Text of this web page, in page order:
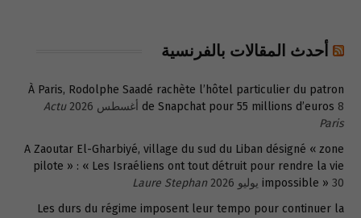
أحدث المقالات بالفرنسية
À Paris, Rodolphe Saadé rachète l’hôtel particulier du patron
de Snapchat pour 55 millions d’euros 8 أغسطس 2026
Actu
Paris
A Zaoutar El-Gharbiyé, village du sud du Liban désigné « zone
pilote » : « Les Israéliens ont tout détruit pour rendre la vie
impossible » 30 يوليو 2026
Laure Stephan
Les durs du régime imposent leur tempo pour continuer la